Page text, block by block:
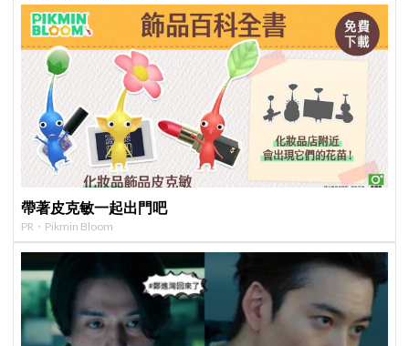
帶著皮克敏一起出門吧
PR・Pikmin Bloom